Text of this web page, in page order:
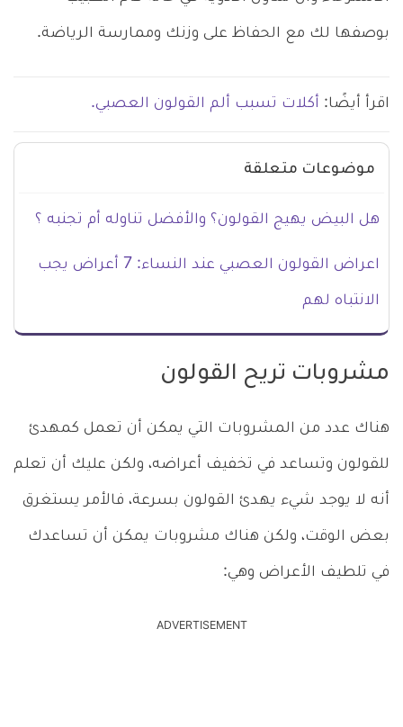
بوصفها لك مع الحفاظ على وزنك وممارسة الرياضة.
اقرأ أيضًا: أكلات تسبب ألم القولون العصبي.
موضوعات متعلقة
هل البيض يهيج القولون؟ والأفضل تناوله أم تجنبه ؟
اعراض القولون العصبي عند النساء: 7 أعراض يجب
الانتباه لهم
مشروبات تريح القولون
هناك عدد من المشروبات التي يمكن أن تعمل كمهدئ
للقولون وتساعد في تخفيف أعراضه، ولكن عليك أن تعلم
أنه لا يوجد شيء يهدئ القولون بسرعة، فالأمر يستغرق
بعض الوقت، ولكن هناك مشروبات يمكن أن تساعدك
في تلطيف الأعراض وهي:
ADVERTISEMENT